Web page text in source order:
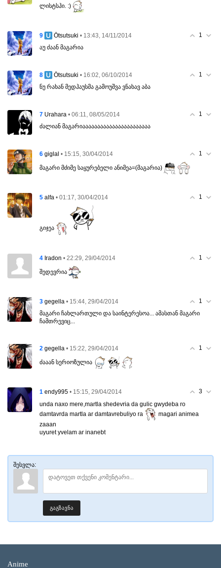
ლისტსჰი. :)
1
9 Ōtsutsuki • 13:43, 14/11/2014
აუ ძაან მაგარია
1
8 Ōtsutsuki • 16:02, 06/10/2014
ნუ რახან მედჰაუსმა გამოუშვა ვნახავ აბა
1
7 Urahara • 06:11, 08/05/2014
ძალიან მაგარიააააააააააააააააააააააა
1
6 giglal • 15:15, 30/04/2014
მაგარი მძიმე საყურებელი ანიმეა=(მაგარია)
1
5 alfa • 01:17, 30/04/2014
გიჯეა
1
4 Iradon • 22:29, 29/04/2014
შედევრია
1
3 gegella • 15:44, 29/04/2014
მაგარი ჩახლართული და საინტერესოა... ამასთან მაგარი
ჩამთრევიც...
1
2 gegella • 15:22, 29/04/2014
ძააან სერიოზულია
3
1 endy995 • 15:15, 29/04/2014
unda naxo mere,martla shedevria da gulic gwydeba ro
damtavrda martla ar damtavrebuliyo ra
magari animea
zaaan
uyuret yvelam ar inanebt
შესვლა:
გაგზავნა
Anime